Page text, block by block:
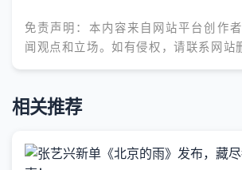
免责声明：本内容来自网站平台创作
闻观点和立场。如有侵权，请联系网站
相关推荐